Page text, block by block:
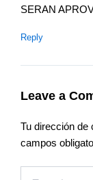
SERAN
Reply
Leave a
Tu dirección de
campos